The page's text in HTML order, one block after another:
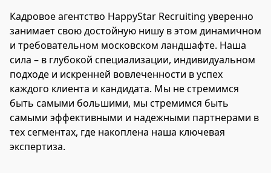
Кадровое агентство HappyStar Recruiting уверенно
занимает свою достойную нишу в этом динамичном
и требовательном московском ландшафте. Наша
сила – в глубокой специализации, индивидуальном
подходе и искренней вовлеченности в успех
каждого клиента и кандидата. Мы не стремимся
быть самыми большими, мы стремимся быть
самыми эффективными и надежными партнерами в
тех сегментах, где накоплена наша ключевая
экспертиза.